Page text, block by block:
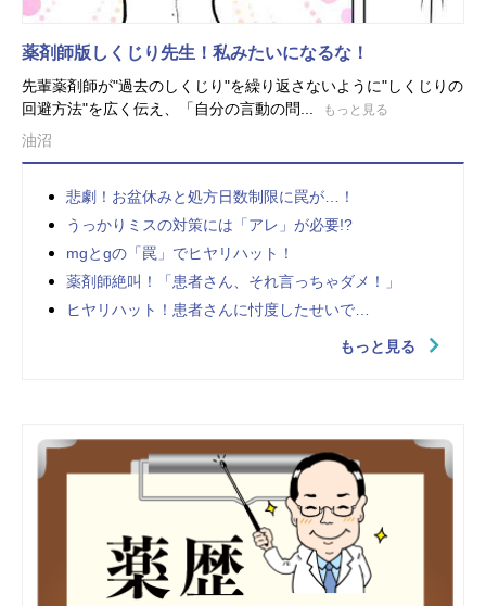
薬剤師版しくじり先生！私みたいになるな！
先輩薬剤師が"過去のしくじり"を繰り返さないように"しくじりの
回避方法"を広く伝え、「自分の言動の問...
もっと見る
油沼
悲劇！お盆休みと処方日数制限に罠が…！
うっかりミスの対策には「アレ」が必要!?
mgとgの「罠」でヒヤリハット！
薬剤師絶叫！「患者さん、それ言っちゃダメ！」
ヒヤリハット！患者さんに忖度したせいで…
もっと見る